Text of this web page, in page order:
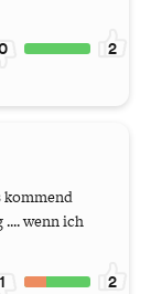
2
kommend
wenn ich
1 2